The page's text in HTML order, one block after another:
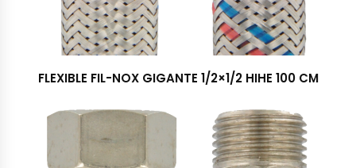
FLEXIBLE FIL-NOX GIGANTE 1/2×1/2 HIHE 100 CM